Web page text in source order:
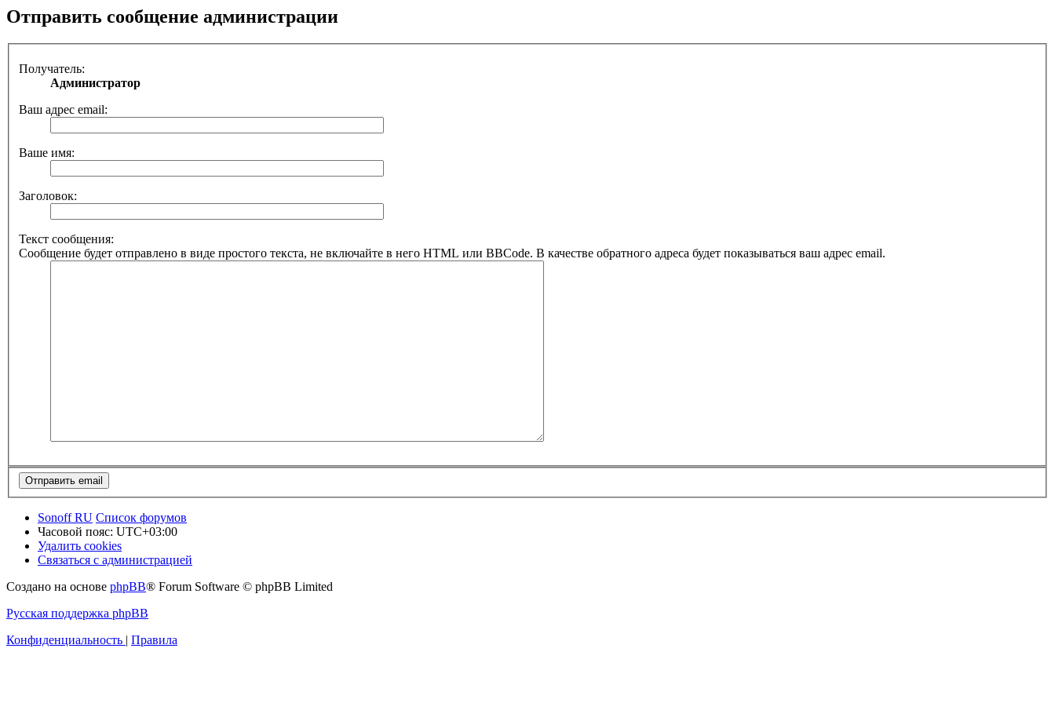
Отправить сообщение администрации
Получатель:
Администратор
Ваш адрес email:
Ваше имя:
Заголовок:
Текст сообщения:
Сообщение будет отправлено в виде простого текста, не включайте в него HTML или BBCode. В качестве обратного адреса будет показываться ваш адрес email.
Sonoff RU Список форумов
Часовой пояс: UTC+03:00
Удалить cookies
Связаться с администрацией
Создано на основе phpBB® Forum Software © phpBB Limited
Русская поддержка phpBB
Конфиденциальность
Правила